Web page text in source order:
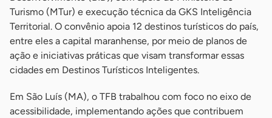
Turismo (MTur) e execução técnica da GKS Inteligência
Territorial. O convênio apoia 12 destinos turísticos do país,
entre eles a capital maranhense, por meio de planos de
ação e iniciativas práticas que visam transformar essas
cidades em Destinos Turísticos Inteligentes.
Em São Luís (MA), o TFB trabalhou com foco no eixo de
acessibilidade, implementando ações que contribuem